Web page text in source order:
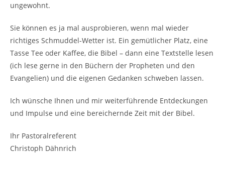
ungewohnt.
Sie können es ja mal ausprobieren, wenn mal wieder
richtiges Schmuddel-Wetter ist. Ein gemütlicher Platz, eine
Tasse Tee oder Kaffee, die Bibel – dann eine Textstelle lesen
(ich lese gerne in den Büchern der Propheten und den
Evangelien) und die eigenen Gedanken schweben lassen.
Ich wünsche Ihnen und mir weiterführende Entdeckungen
und Impulse und eine bereichernde Zeit mit der Bibel.
Ihr Pastoralreferent
Christoph Dähnrich